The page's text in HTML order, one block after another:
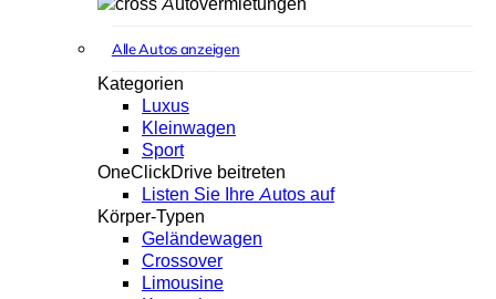
Alle Autos anzeigen
Kategorien
Luxus
Kleinwagen
Sport
OneClickDrive beitreten
Listen Sie Ihre Autos auf
Körper-Typen
Geländewagen
Crossover
Limousine